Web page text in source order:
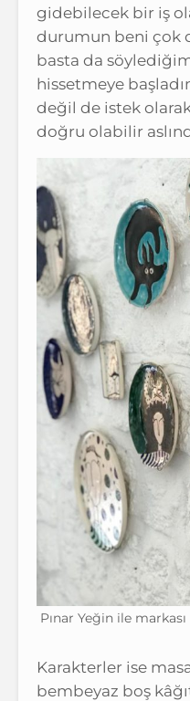
gidebilecek bir iş
durumun beni çok
basta da
hissetmeye
değil de istek
doğru olabilir
Pınar Yeğin ile
Karakterler ise
bembeyaz boş